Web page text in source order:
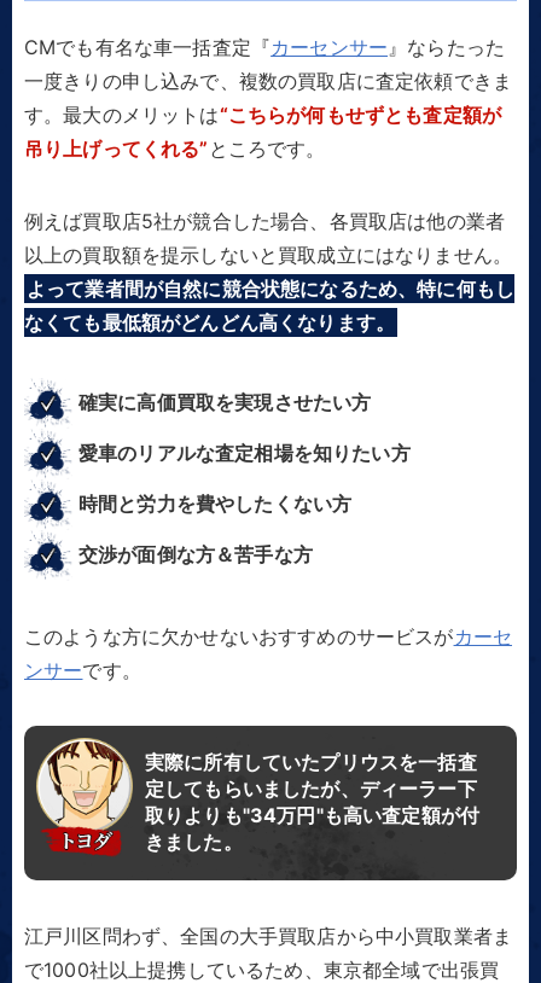
CMでも有名な車一括査定『カーセンサー 』ならたった
一度きりの申し込みで、複数の買取店に査定依頼できま
す。最大のメリットは“こちらが何もせずとも査定額が
吊り上げってくれる” ところです。
例えば買取店5社が競合した場合、各買取店は他の業者
以上の買取額を提示しないと買取成立にはなりません。
よって業者間が自然に競合状態になるため、特に何もし
なくても最低額がどんどん高くなります。
確実に高価買取を実現させたい方
愛車のリアルな査定相場を知りたい方
時間と労力を費やしたくない方
交渉が面倒な方＆苦手な方
このような方に欠かせないおすすめのサービスがカーセ
ンサーです。
実際に所有していたプリウスを一括査
定してもらいましたが、ディーラー下
取りよりも"34万円"も高い査定額が付
きました。
江戸川区問わず、全国の大手買取店から中小買取業者ま
で1000社以上提携しているため、東京都全域で出張買